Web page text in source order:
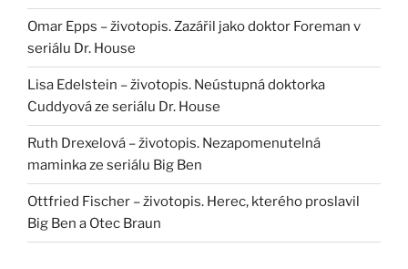
Omar Epps – životopis. Zazářil jako doktor Foreman v
seriálu Dr. House
Lisa Edelstein – životopis. Neústupná doktorka
Cuddyová ze seriálu Dr. House
Ruth Drexelová – životopis. Nezapomenutelná
maminka ze seriálu Big Ben
Ottfried Fischer – životopis. Herec, kterého proslavil
Big Ben a Otec Braun